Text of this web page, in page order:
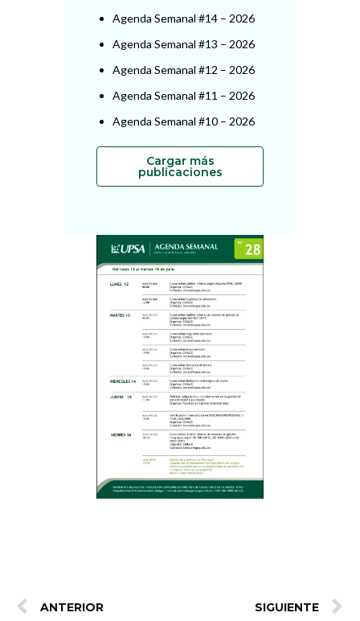
Agenda Semanal #14 – 2026
Agenda Semanal #13 – 2026
Agenda Semanal #12 – 2026
Agenda Semanal #11 – 2026
Agenda Semanal #10 – 2026
Cargar más
publicaciones
ANTERIOR SIGUIENTE